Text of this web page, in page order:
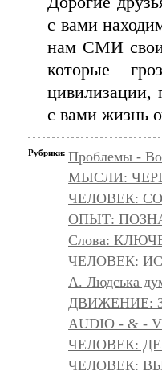
с вами
нам СМИ
которые
цивилизации,
с вами жизнь
Рубрики: Проблемы -
МЫСЛИ:
ЧЕЛОВЕК:
ОПЫТ:
Слова:
ЧЕЛОВЕК:
A. Людська
ДВИЖЕНИЕ:
AUDIO - & -
ЧЕЛОВЕК:
ЧЕЛОВЕК: